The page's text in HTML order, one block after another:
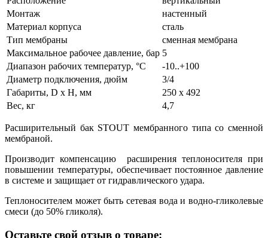
Монтаж
настенный
Материал корпуса
сталь
Тип мембраны
сменная мембрана
Максимальное рабочее давление, бар 5
Диапазон рабочих температур, °С
-10..+100
Диаметр подключения, дюйм
3/4
Габариты, D x H, мм
250 x 492
Вес, кг
4,7
Расширительный бак STOUT мембранного типа со сменной
мембраной.
Производит компенсацию расширения теплоносителя при
повышении температуры, обеспечивает постоянное давление
в системе и защищает от гидравлического удара.
Теплоносителем может быть сетевая вода и водно-гликолевые
смеси (до 50% гликоля).
Оставьте свой отзыв о товаре: